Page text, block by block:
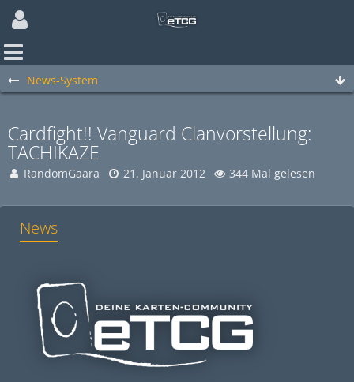
News-System
Cardfight!! Vanguard Clanvorstellung:
TACHIKAZE
RandomGaara 21. Januar 2012 344 Mal gelesen
News